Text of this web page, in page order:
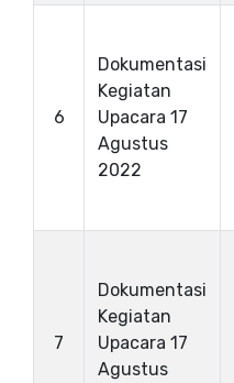
6
Dokumentasi
Kegiatan
Upacara 17
Agustus
2022
7
Dokumentasi
Kegiatan
Upacara 17
Agustus